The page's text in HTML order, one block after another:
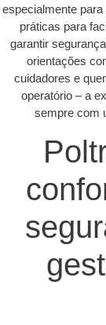
especialmente para
práticas para
garantir
orientações
cuidadores e
operatório – a
sempre com